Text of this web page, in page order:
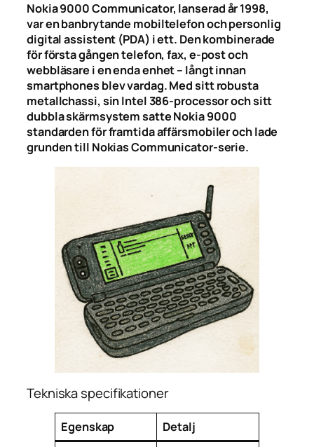
Nokia 9000 Communicator, lanserad år 1998,
var en banbrytande mobiltelefon och personlig
digital assistent (PDA) i ett. Den kombinerade
för första gången telefon, fax, e-post och
webbläsare i en enda enhet – långt innan
smartphones blev vardag. Med sitt robusta
metallchassi, sin Intel 386-processor och sitt
dubbla skärmsystem satte Nokia 9000
standarden för framtida affärsmobiler och lade
grunden till Nokias Communicator-serie.
Tekniska specifikationer
Egenskap
Detalj